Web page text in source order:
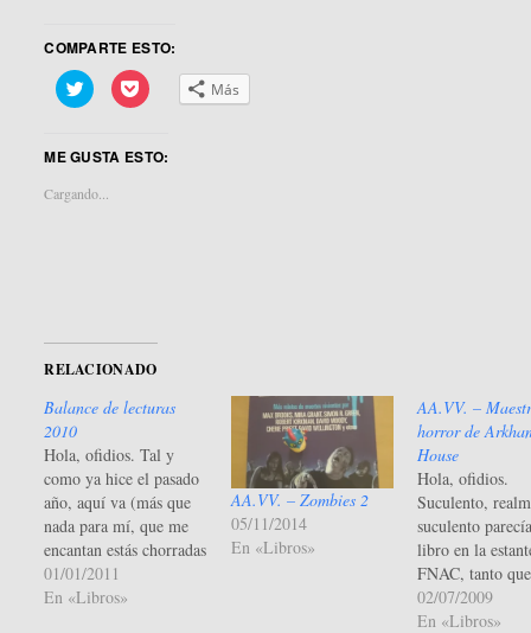
COMPARTE ESTO:
Haz
clic
Twitter
abre
en
Haz
clic
Pocket
Más
ME GUSTA ESTO:
Cargando...
RELACIONADO
Balance de lecturas
2010
Hola, ofidios. Tal y
como ya hice el pasado
año, aquí va (más que
nada para mí, que me
encantan estás chorradas
estadísticas sin sentido)
el sumario de lo leído el
01/01/2011
En «Libros»
AA.VV. – Zombies 2
05/11/2014
En «Libros»
AA.VV. –
horror de
House
Hola, ofidios.
Suculento,
suculento
libro en la
FNAC, tanto
pude menos
(con dolor) los
02/07/2009
En «Libros»